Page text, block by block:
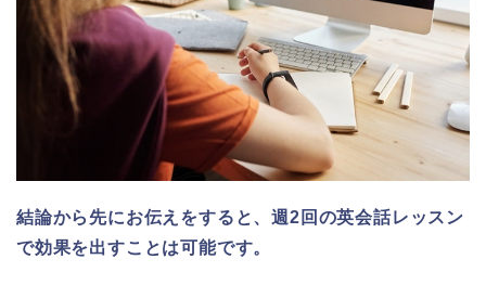
結論から先にお伝えをすると、週2回の英会話レッスン
で効果を出すことは可能です。